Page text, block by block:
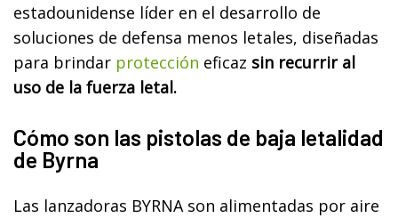
estadounidense líder en el desarrollo de
soluciones de defensa menos letales, diseñadas
para brindar protección eficaz sin recurrir al
uso de la fuerza letal.
Cómo son las pistolas de baja letalidad
de Byrna
Las lanzadoras BYRNA son alimentadas por aire